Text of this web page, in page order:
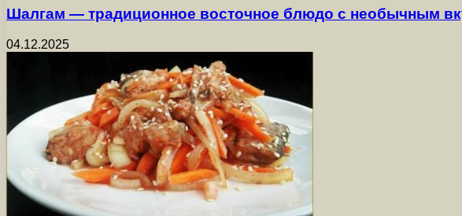
Шалгам — традиционное восточное блюдо с необычным
04.12.2025